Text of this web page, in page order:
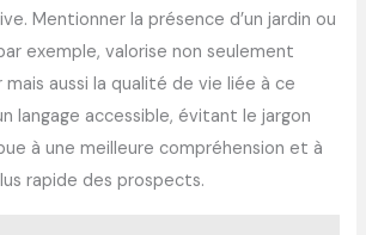
Mentionner la présence d’un jardin ou
exemple, valorise non seulement
mais aussi la qualité de vie liée à ce
langage accessible, évitant le jargon
à une meilleure compréhension et à
rapide des prospects.